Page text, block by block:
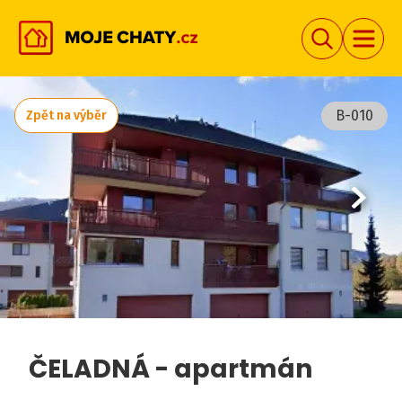
ČELADNÁ - apartmán
Zpět na výběr B-010